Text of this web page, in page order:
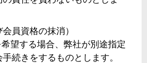
員資格の抹消）
望する場合、弊社が別途指定
続きをするものとします。